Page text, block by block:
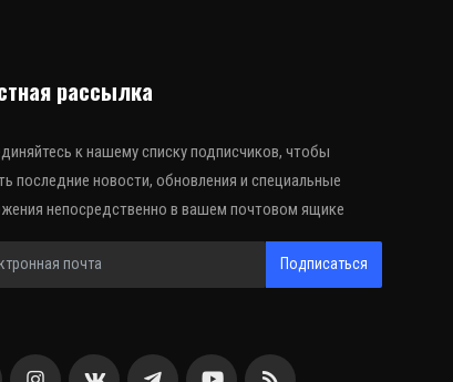
рассылка
к нашему списку подписчиков, чтобы
последние новости, обновления и специальные
непосредственно в вашем почтовом ящике
Подписаться